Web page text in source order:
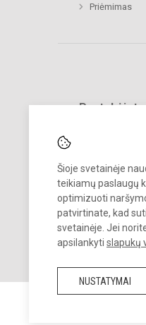
Šioje svetainėje
teikiamų paslaugų
optimizuoti
patvirtinate, kad
svetainėje. Jei
apsilankyti slapukų
NUSTATYMAI
Priėmimas
© 2026. Šiaulių